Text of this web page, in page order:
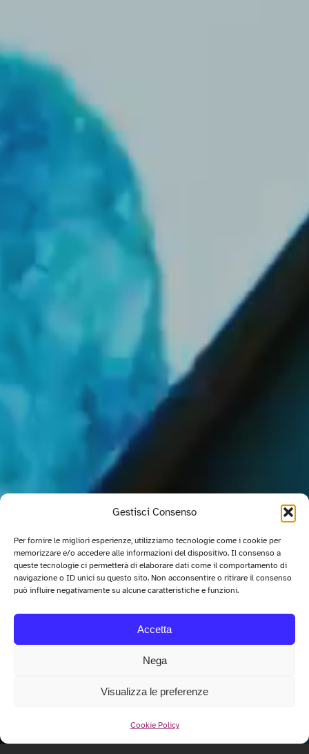
Gestisci Consenso
Per fornire le migliori esperienze, utilizziamo tecnologie come i cookie per
memorizzare e/o accedere alle informazioni del dispositivo. Il consenso a
queste tecnologie ci permetterà di elaborare dati come il comportamento di
navigazione o ID unici su questo sito. Non acconsentire o ritirare il consenso
può influire negativamente su alcune caratteristiche e funzioni.
Accetta
Nega
Visualizza le preferenze
Cookie Policy